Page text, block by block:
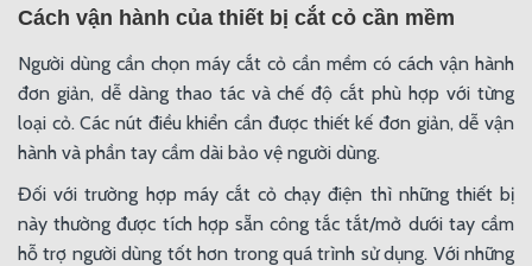
Cách vận hành của thiết bị cắt cỏ cần mềm
Người dùng cần chọn máy cắt cỏ cần mềm có cách vận hành
đơn giản, dễ dàng thao tác và chế độ cắt phù hợp với từng
loại cỏ. Các nút điều khiển cần được thiết kế đơn giản, dễ vận
hành và phần tay cầm dài bảo vệ người dùng.
Đối với trường hợp máy cắt cỏ chạy điện thì những thiết bị
này thường được tích hợp sẵn công tắc tắt/mở dưới tay cầm
hỗ trợ người dùng tốt hơn trong quá trình sử dụng. Với những